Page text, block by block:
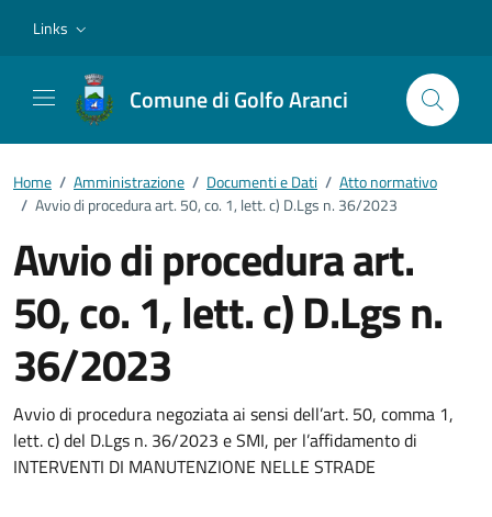
Links
Comune di Golfo Aranci
Home / Amministrazione / Documenti e Dati / Atto normativo
/ Avvio di procedura art. 50, co. 1, lett. c) D.Lgs n. 36/2023
Avvio di procedura art.
50, co. 1, lett. c) D.Lgs n.
36/2023
Dettagli del documento
Avvio di procedura negoziata ai sensi dell’art. 50, comma 1,
lett. c) del D.Lgs n. 36/2023 e SMI, per l’affidamento di
INTERVENTI DI MANUTENZIONE NELLE STRADE